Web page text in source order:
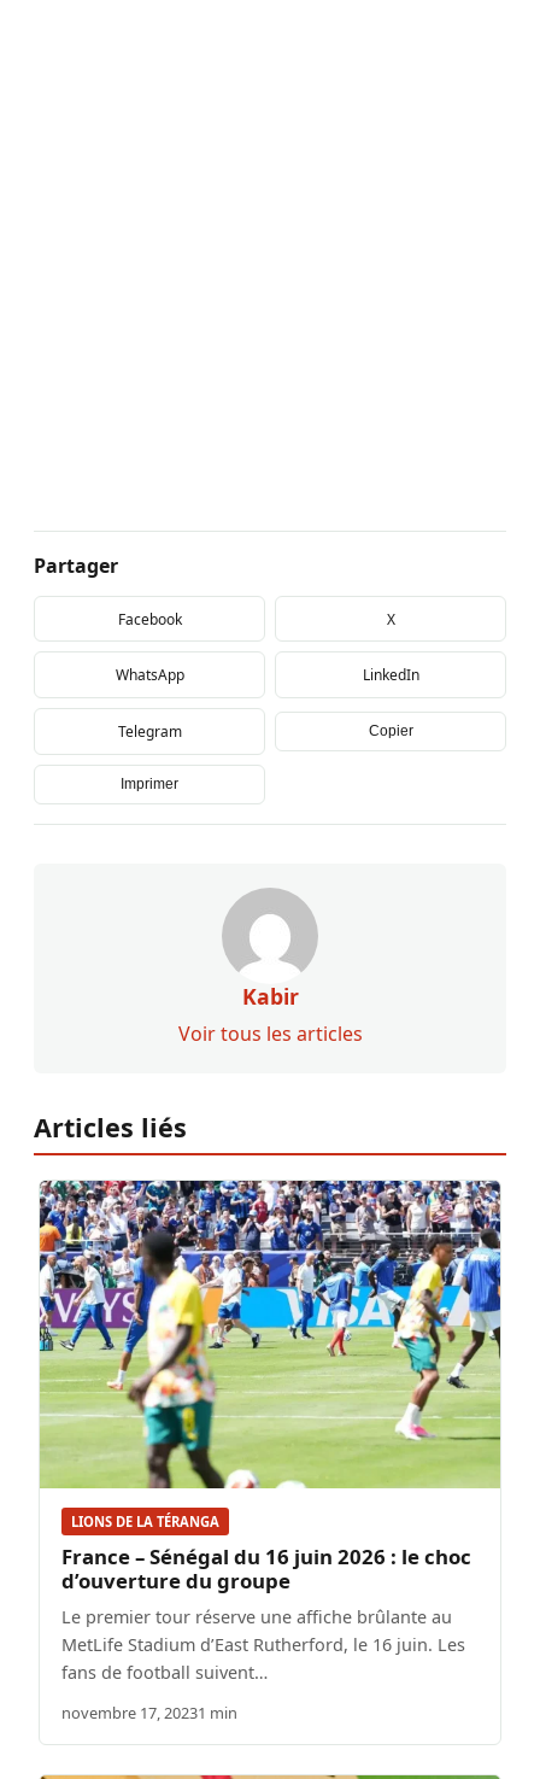
Partager
Facebook X
WhatsApp LinkedIn
Telegram Copier
Imprimer
Kabir
Voir tous les articles
Articles liés
LIONS DE LA TÉRANGA
France – Sénégal du 16 juin 2026 : le choc
d’ouverture du groupe
Le premier tour réserve une affiche brûlante au
MetLife Stadium d’East Rutherford, le 16 juin. Les
fans de football suivent…
novembre 17, 20231 min